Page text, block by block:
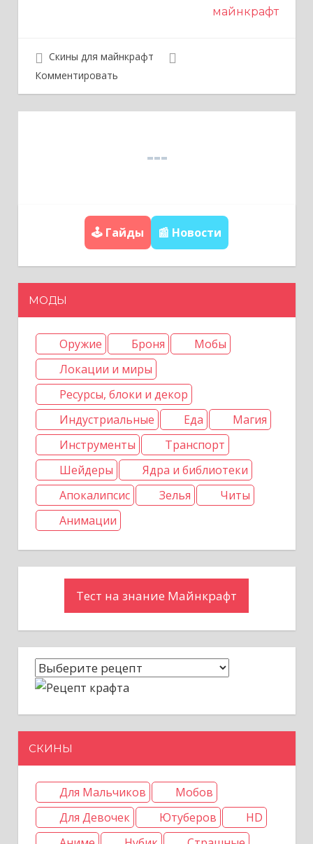
ц
и
и
с
я
майнкрафт
Скины для майнкрафт
Комментировать
🕹️ Гайды 📰 Новости
МОДЫ
Оружие Броня
Мобы
Локации и миры
Ресурсы, блоки и декор
Индустриальные
Еда
Магия
Инструменты
Транспорт
Шейдеры
Ядра и библиотеки
Апокалипсис
Зелья
Читы
Анимации
Тест на знание Майнкрафт
СКИНЫ
Для Мальчиков
Мобов
Для Девочек
Ютуберов
HD